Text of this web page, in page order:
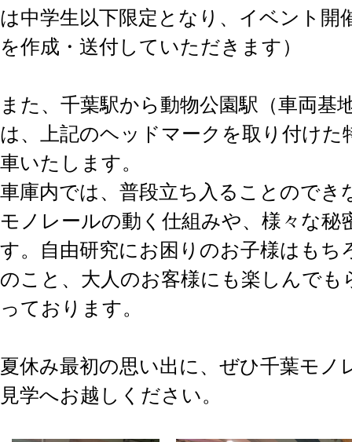
は中学生以下限定となり、イベント開
を作成・送付していただきます）
また、千葉駅から動物公園駅（車両基
は、上記のヘッドマークを取り付けた
車いたします。
車庫内では、普段立ち入ることのでき
モノレールの動く仕組みや、様々な秘
す。自由研究にお困りのお子様はもち
のこと、大人のお客様にも楽しんでも
っております。
夏休み最初の思い出に、ぜひ千葉モノ
見学へお越しください。